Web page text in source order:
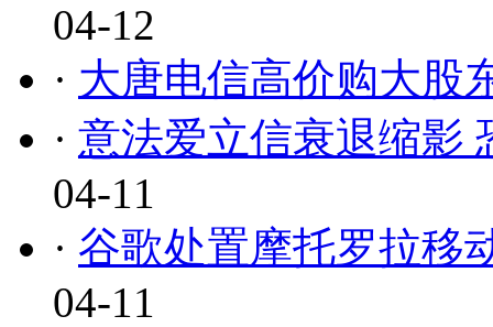
04-12
· 大唐电信高价购大股
· 意法爱立信衰退缩影
04-11
· 谷歌处置摩托罗拉移
04-11